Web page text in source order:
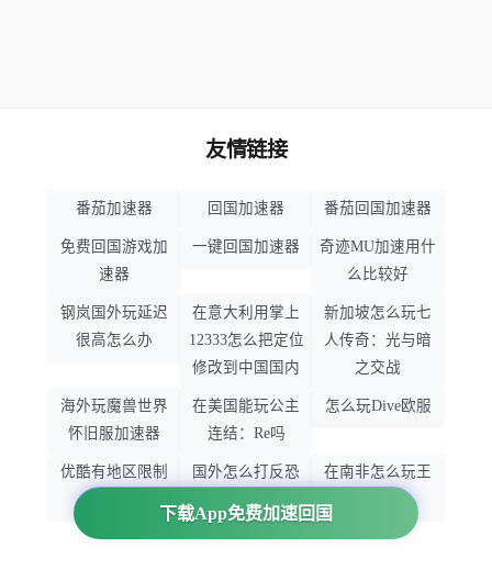
下载App免费加速回国
友情链接
番茄加速器 回国加速器 番茄回国加速器
免费回国游戏加
速器
一键回国加速器
奇迹MU加速用什
么比较好
钢岚国外玩延迟
很高怎么办
在意大利用掌上
12333怎么把定位
修改到中国国内
新加坡怎么玩七
人传奇：光与暗
之交战
海外玩魔兽世界
怀旧服加速器
在美国能玩公主
连结：Re吗
怎么玩Dive欧服
优酷有地区限制
国外怎么打反恐
精英：全球攻势
在南非怎么玩王